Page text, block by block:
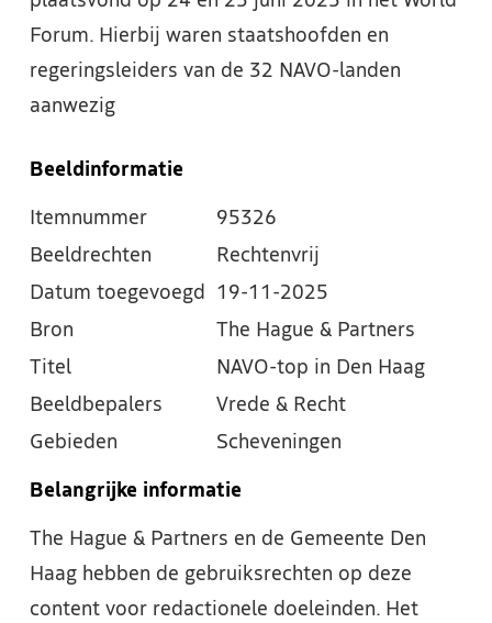
Forum. Hierbij waren staatshoofden en
regeringsleiders van de 32 NAVO-landen
aanwezig
Beeldinformatie
Itemnummer
95326
Beeldrechten
Rechtenvrij
Datum toegevoegd
19-11-2025
Bron
The Hague & Partners
Titel
NAVO-top in Den Haag
Beeldbepalers
Vrede & Recht
Gebieden
Scheveningen
Belangrijke informatie
The Hague & Partners en de Gemeente Den
Haag hebben de gebruiksrechten op deze
content voor redactionele doeleinden. Het